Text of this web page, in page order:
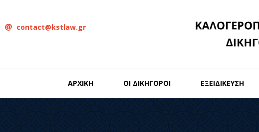
contact@kstlaw.gr
ΑΡΧΙΚΗ ΟΙ ΔΙΚΗΓΟΡΟΙ ΕΞΕΙΔΙΚΕΥΣΗ